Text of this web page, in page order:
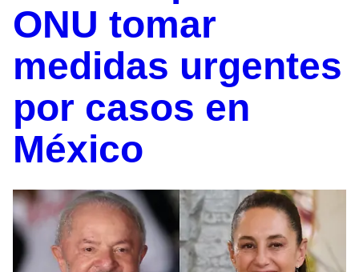
ONU tomar
medidas urgentes
por casos en
México